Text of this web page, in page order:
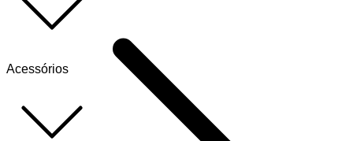
Acessórios